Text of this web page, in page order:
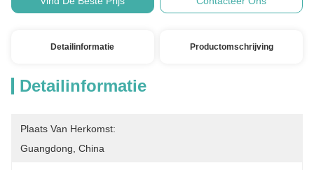
Detailinformatie Productomschrijving
Detailinformatie
Plaats Van Herkomst:
Guangdong, China